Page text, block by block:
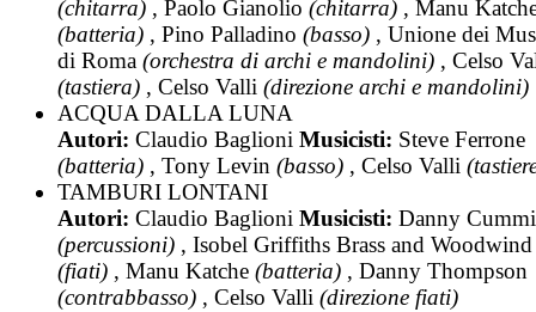
(chitarra) , Paolo Gianolio (chitarra) , Manu
(batteria) , Pino Palladino (basso) , Unione dei
di Roma (orchestra di archi e mandolini) , Celso
(tastiera) , Celso Valli (direzione archi e mandolini)
ACQUA DALLA LUNA
Autori: Claudio Baglioni Musicisti: Steve Ferrone
(batteria) , Tony Levin (basso) , Celso Valli
TAMBURI LONTANI
Autori: Claudio Baglioni Musicisti: Danny
(percussioni) , Isobel Griffiths Brass and Woodwind
(fiati) , Manu Katche (batteria) , Danny Thompson
(contrabbasso) , Celso Valli (direzione fiati)